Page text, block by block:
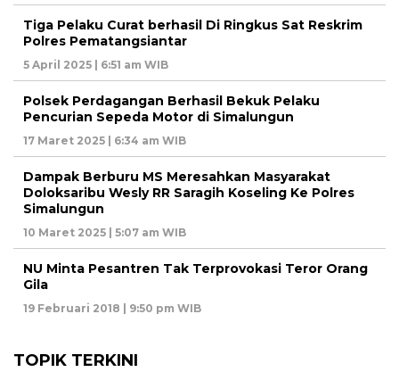
Tiga Pelaku Curat berhasil Di Ringkus Sat Reskrim
Polres Pematangsiantar
5 April 2025 | 6:51 am WIB
Polsek Perdagangan Berhasil Bekuk Pelaku
Pencurian Sepeda Motor di Simalungun
17 Maret 2025 | 6:34 am WIB
Dampak Berburu MS Meresahkan Masyarakat
Doloksaribu Wesly RR Saragih Koseling Ke Polres
Simalungun
10 Maret 2025 | 5:07 am WIB
NU Minta Pesantren Tak Terprovokasi Teror Orang
Gila
19 Februari 2018 | 9:50 pm WIB
TOPIK TERKINI